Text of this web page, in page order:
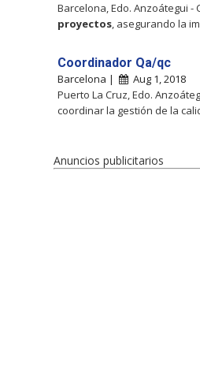
Barcelona, Edo. Anzoátegui
proyectos, asegurando la
Coordinador Qa/qc
Barcelona |
Aug 1, 2018
Puerto La Cruz, Edo.
coordinar la gestión de la
Anuncios publicitarios